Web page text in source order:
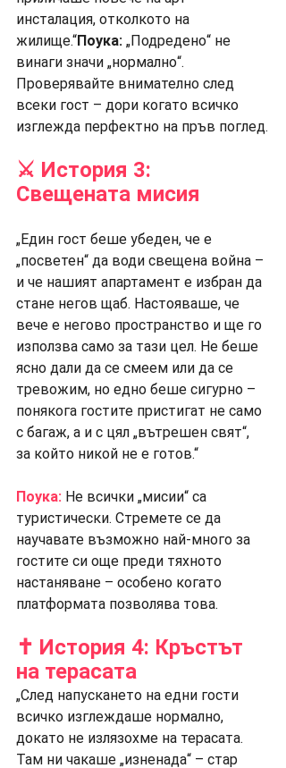
инсталация, отколкото на
жилище.“Поука: „Подредено“ не
винаги значи „нормално“.
Проверявайте внимателно след
всеки гост – дори когато всичко
изглежда перфектно на пръв поглед.
⚔️ История 3:
Свещената мисия
„Един гост беше убеден, че е
„посветен“ да води свещена война –
и че нашият апартамент е избран да
стане негов щаб. Настояваше, че
вече е негово пространство и ще го
използва само за тази цел. Не беше
ясно дали да се смеем или да се
тревожим, но едно беше сигурно –
понякога гостите пристигат не само
с багаж, а и с цял „вътрешен свят“,
за който никой не е готов.“
Поука: Не всички „мисии“ са
туристически. Стремете се да
научавате възможно най-много за
гостите си още преди тяхното
настаняване – особено когато
платформата позволява това.
✝️ История 4: Кръстът
на терасата
„След напускането на едни гости
всичко изглеждаше нормално,
докато не излязохме на терасата.
Там ни чакаше „изненада“ – стар